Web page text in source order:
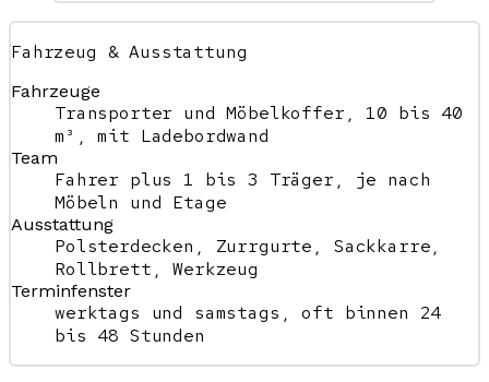
Fahrzeug & Ausstattung
Fahrzeuge
Transporter und Möbelkoffer, 10 bis 40
m³, mit Ladebordwand
Team
Fahrer plus 1 bis 3 Träger, je nach
Möbeln und Etage
Ausstattung
Polsterdecken, Zurrgurte, Sackkarre,
Rollbrett, Werkzeug
Terminfenster
werktags und samstags, oft binnen 24
bis 48 Stunden